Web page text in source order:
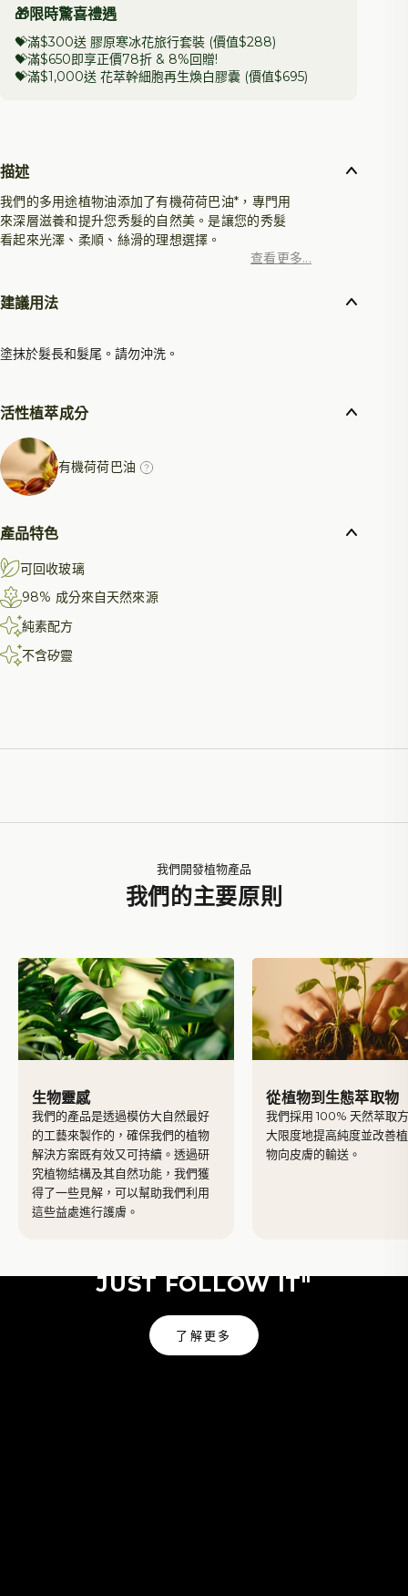
🎁限時驚喜禮遇
💝滿$300送 膠原寒冰花旅行套裝 (價值$288)
💝滿$650即享正價78折 & 8%回贈!
💝滿$1,000送 花萃幹細胞再生煥白膠囊 (價值$695)
描述
我們的多用途植物油添加了有機荷荷巴油*，專門用
來深層滋養和提升您秀髮的自然美。是讓您的秀髮
看起來光澤、柔順、絲滑的理想選擇。
沖洗。
查看更多...
建議用法
塗抹於髮長和髮尾。請勿沖洗。
活性植萃成分
有機荷荷巴油
產品特色
可回收玻璃
98% 成分來自天然來源
純素配方
不含矽靈
我們開發植物產品
我們的主要原則
生物靈感
我們的產品是透過模仿大自然最好
的工藝來製作的，確保我們的植物
解決方案既有效又可持續。透過研
究植物結構及其自然功能，我們獲
得了一些見解，可以幫助我們利用
這些益處進行護膚。
從植物到生態萃取物
我們採用 100% 天然萃取
大限度地提高純度並改善
物向皮膚的輸送。
JUST FOLLOW IT"
了解更多